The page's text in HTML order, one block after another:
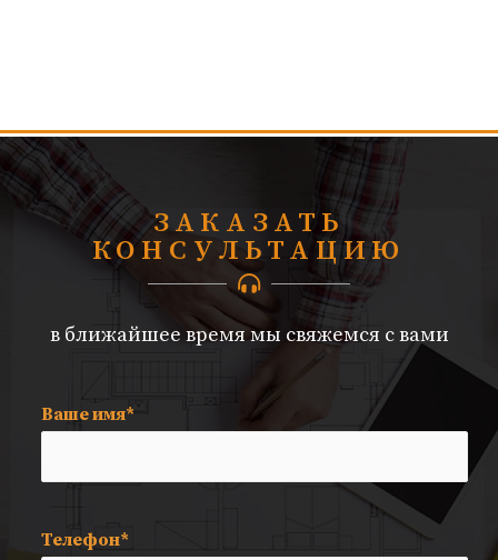
ЗАКАЗАТЬ
КОНСУЛЬТАЦИЮ
в ближайшее время мы свяжемся с вами
Ваше имя*
Телефон*